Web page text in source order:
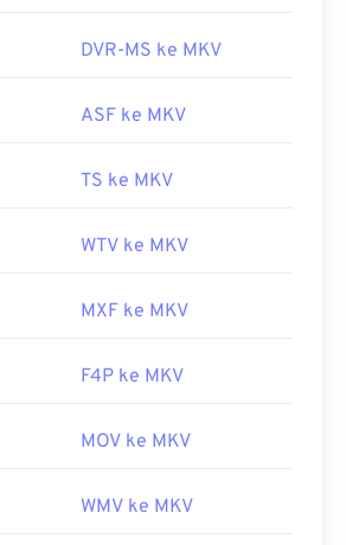
berkas, yang berarti
berkas MKV adalah
Combined Community
DVR-MS ke MKV
ASF ke MKV
TS ke MKV
WTV ke MKV
MXF ke MKV
F4P ke MKV
MOV ke MKV
WMV ke MKV